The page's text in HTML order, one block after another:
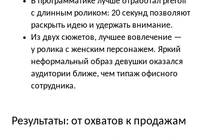
с длинным роликом: 20 секунд позволяют
раскрыть идею и удержать внимание.
Из двух сюжетов, лучшее вовлечение —
у ролика с женским персонажем. Яркий
неформальный образ девушки оказался
аудитории ближе, чем типаж офисного
сотрудника.
Результаты: от охватов к продажам